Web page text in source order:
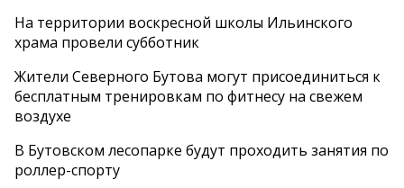
На территории воскресной школы Ильинского
храма провели субботник
Жители Северного Бутова могут присоединиться к
бесплатным тренировкам по фитнесу на свежем
воздухе
В Бутовском лесопарке будут проходить занятия по
роллер-спорту